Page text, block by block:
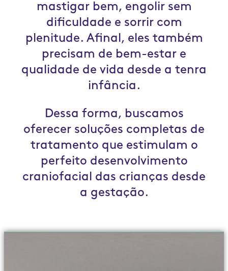
mastigar bem, engolir sem
dificuldade e sorrir com
plenitude. Afinal, eles também
precisam de bem-estar e
qualidade de vida desde a tenra
infância.
Dessa forma, buscamos
oferecer soluções completas de
tratamento que estimulam o
perfeito desenvolvimento
craniofacial das crianças desde
a gestação.